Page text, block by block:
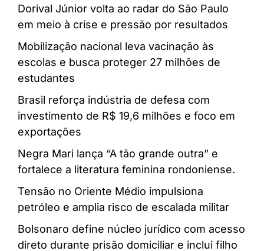
Dorival Júnior volta ao radar do São Paulo
em meio à crise e pressão por resultados
Mobilização nacional leva vacinação às
escolas e busca proteger 27 milhões de
estudantes
Brasil reforça indústria de defesa com
investimento de R$ 19,6 milhões e foco em
exportações
Negra Mari lança “A tão grande outra” e
fortalece a literatura feminina rondoniense.
Tensão no Oriente Médio impulsiona
petróleo e amplia risco de escalada militar
Bolsonaro define núcleo jurídico com acesso
direto durante prisão domiciliar e inclui filho